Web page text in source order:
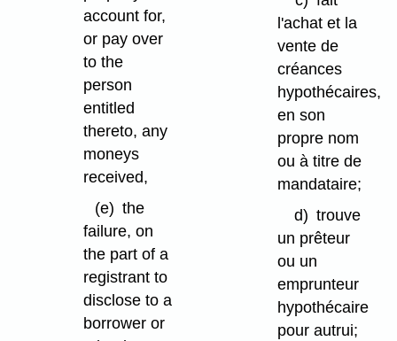
account for,
or pay over
to the
person
entitled
thereto, any
moneys
received,
(e) the
failure, on
the part of a
registrant to
disclose to a
borrower or
l'achat et la
vente de
créances
hypothécaires,
en son
propre nom
ou à titre de
mandataire;
d) trouve
un prêteur
ou un
emprunteur
hypothécaire
pour autrui;